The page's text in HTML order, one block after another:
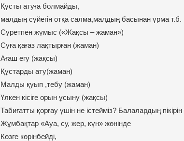
Құсты атуға болмайды,
малдың сүйегін отқа салма,малдың басынан ұрма т.б.
Суретпен жұмыс («Жақсы – жаман»)
Суға қағаз лақтырған (жаман)
Ағаш егу (жақсы)
Құстарды ату(жаман)
Малды қуып ,тебу (жаман)
Үлкен кісіге орын ұсыну (жақсы)
Табиғатты қорғау үшін не істейміз? Балалардың
Жұмбақтар «Ауа, су, жер, күн» жөнінде
Көзге көрінбейді,